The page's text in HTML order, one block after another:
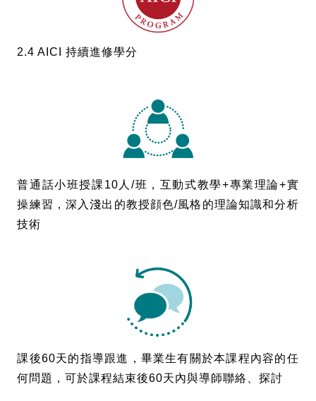
2.4 AICI 持續進修學分
普通話小班授課10人/班，互動式教學+專業理論+實
操練習，深入淺出的教授顔色/風格的理論知識和分析
技術
課後60天的指導跟進，畢業生有關於本課程內容的任
何問題，可於課程結束後60天內與導師聯絡、探討